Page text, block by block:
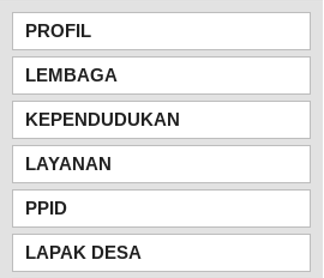
PROFIL
LEMBAGA
KEPENDUDUKAN
LAYANAN
PPID
LAPAK DESA